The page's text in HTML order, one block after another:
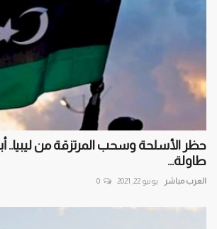
حظر الأسلحة وسحب المرتزقة من ليبيا..
طاولة...
العرب مباشر يونيو 22, 2021 0